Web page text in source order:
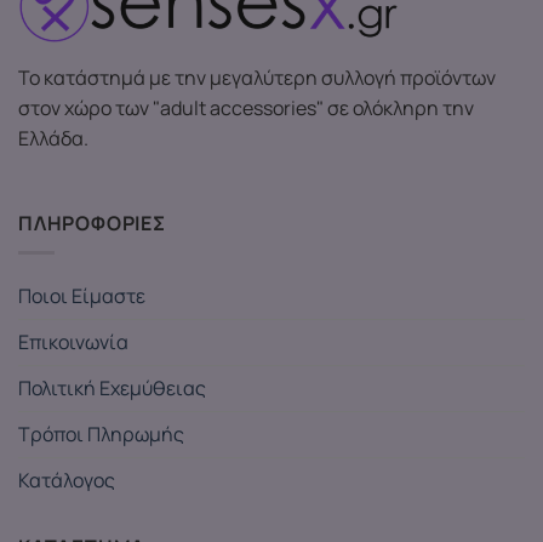
Το κατάστημά με την μεγαλύτερη συλλογή προϊόντων
στον χώρο των "adult accessories" σε ολόκληρη την
Ελλάδα.
ΠΛΗΡΟΦΟΡΙΕΣ
Ποιοι Είμαστε
Επικοινωνία
Πολιτική Εχεμύθειας
Τρόποι Πληρωμής
Κατάλογος